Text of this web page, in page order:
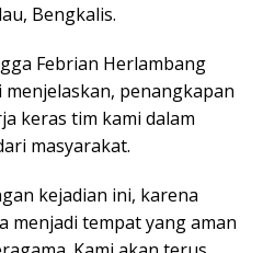
Bengkalis.
Febrian Herlambang
menjelaskan, penangkapan
keras tim kami dalam
masyarakat.
kejadian ini, karena
menjadi tempat yang aman